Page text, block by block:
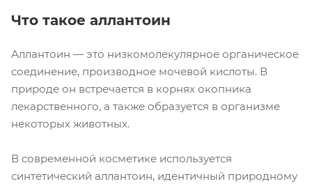
Что такое аллантоин
Аллантоин — это низкомолекулярное органическое
соединение, производное мочевой кислоты. В
природе он встречается в корнях окопника
лекарственного, а также образуется в организме
некоторых животных.
В современной косметике используется
синтетический аллантоин, идентичный природному